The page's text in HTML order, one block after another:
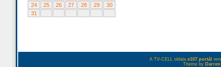
24
25 26 27 28 29
30
31
A TV-CELL oldala e107 portál
Theme by